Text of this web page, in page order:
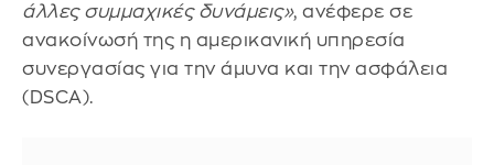
άλλες συμμαχικές δυνάμεις», ανέφερε σε
ανακοίνωσή της η αμερικανική υπηρεσία
συνεργασίας για την άμυνα και την ασφάλεια
(DSCA).